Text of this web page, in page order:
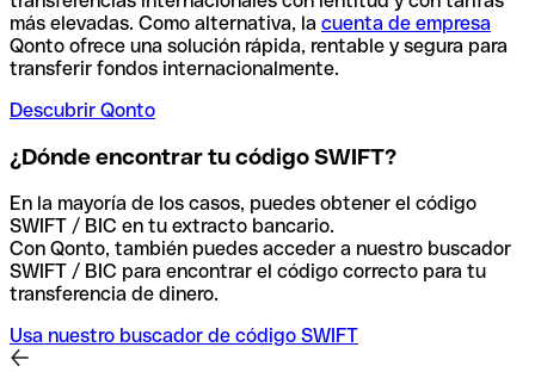
más elevadas. Como alternativa, la cuenta de empresa
Qonto ofrece una solución rápida, rentable y segura para
transferir fondos internacionalmente.
Descubrir Qonto
¿Dónde encontrar tu código SWIFT?
En la mayoría de los casos, puedes obtener el código
SWIFT / BIC en tu extracto bancario.
Con Qonto, también puedes acceder a nuestro buscador
SWIFT / BIC para encontrar el código correcto para tu
transferencia de dinero.
Usa nuestro buscador de código SWIFT